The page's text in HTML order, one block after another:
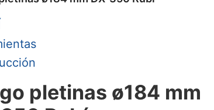
pletinas ø184 mm